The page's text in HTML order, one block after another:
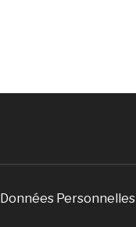
Données Personnelles